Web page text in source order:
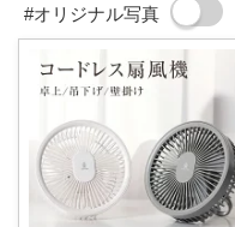
#オリジナル写真